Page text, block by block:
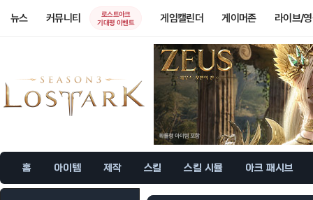
뉴스 커뮤니티
로스트아크
기대평 이벤트
게임캘린더 게이머존 라이브/
홈 아이템 제작 스킬 스킬 시뮬 아크 패시브